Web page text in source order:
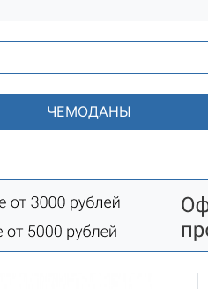
ЧЕМОДАНЫ